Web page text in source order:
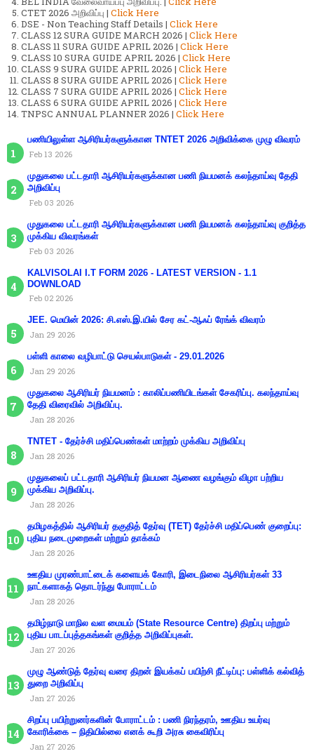
CTET 2026 அறிவிப்பு | Click Here
DSE - Non Teaching Staff Details | Click Here
CLASS 12 SURA GUIDE MARCH 2026 | Click Here
CLASS 11 SURA GUIDE APRIL 2026 | Click Here
CLASS 10 SURA GUIDE APRIL 2026 | Click Here
CLASS 9 SURA GUIDE APRIL 2026 | Click Here
CLASS 8 SURA GUIDE APRIL 2026 | Click Here
CLASS 7 SURA GUIDE APRIL 2026 | Click Here
CLASS 6 SURA GUIDE APRIL 2026 | Click Here
TNPSC ANNUAL PLANNER 2026 | Click Here
பணியிலுள்ள ஆசிரியர்களுக்கான TNTET 2026 அறிவிக்கை முழு விவரம்
Feb 13 2026
முதுகலை பட்டதாரி ஆசிரியர்களுக்கான பணி நியமனக் கலந்தாய்வு தேதி
அறிவிப்பு
Feb 03 2026
முதுகலை பட்டதாரி ஆசிரியர்களுக்கான பணி நியமனக் கலந்தாய்வு குறித்த
முக்கிய விவரங்கள்
Feb 03 2026
KALVISOLAI I.T FORM 2026 - LATEST VERSION - 1.1
DOWNLOAD
Feb 02 2026
JEE. மெயின் 2026: சி.எஸ்.இ.யில் சேர கட்-ஆஃப் ரேங்க் விவரம்
Jan 29 2026
பள்ளி காலை வழிபாட்டு செயல்பாடுகள் - 29.01.2026
Jan 29 2026
முதுகலை ஆசிரியர் நியமனம் : காலிப்பணியிடங்கள் சேகரிப்பு. கலந்தாய்வு
தேதி விரைவில் அறிவிப்பு.
Jan 28 2026
TNTET - தேர்ச்சி மதிப்பெண்கள் மாற்றம் முக்கிய அறிவிப்பு
Jan 28 2026
முதுகலைப் பட்டதாரி ஆசிரியர் நியமன ஆணை வழங்கும் விழா பற்றிய
முக்கிய அறிவிப்பு.
Jan 28 2026
தமிழகத்தில் ஆசிரியர் தகுதித் தேர்வு (TET) தேர்ச்சி மதிப்பெண் குறைப்பு:
புதிய நடைமுறைகள் மற்றும் தாக்கம்
Jan 28 2026
ஊதிய முரண்பாட்டைக் களையக் கோரி, இடைநிலை ஆசிரியர்கள் 33
நாட்களாகத் தொடர்ந்து போராட்டம்
Jan 28 2026
தமிழ்நாடு மாநில வள மையம் (State Resource Centre) திறப்பு மற்றும்
புதிய பாடப்புத்தகங்கள் குறித்த அறிவிப்புகள்.
Jan 27 2026
முழு ஆண்டுத் தேர்வு வரை திறன் இயக்கப் பயிற்சி நீட்டிப்பு: பள்ளிக் கல்வித்
துறை அறிவிப்பு
Jan 27 2026
சிறப்பு பயிற்றுனர்களின் போராட்டம் : பணி நிரந்தரம், ஊதிய உயர்வு
கோரிக்கை – நிதியில்லை எனக் கூறி அரசு கைவிரிப்பு
Jan 27 2026